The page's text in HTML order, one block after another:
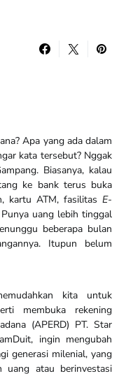
Apa yang ada dalam
kata tersebut? Nggak
Biasanya, kalau
ke bank terus buka
kartu ATM, fasilitas E-
uang lebih tinggal
beberapa bulan
Itupun belum
kita untuk
membuka rekening
(APERD) PT. Star
ingin mengubah
generasi milenial, yang
uang atau berinvestasi